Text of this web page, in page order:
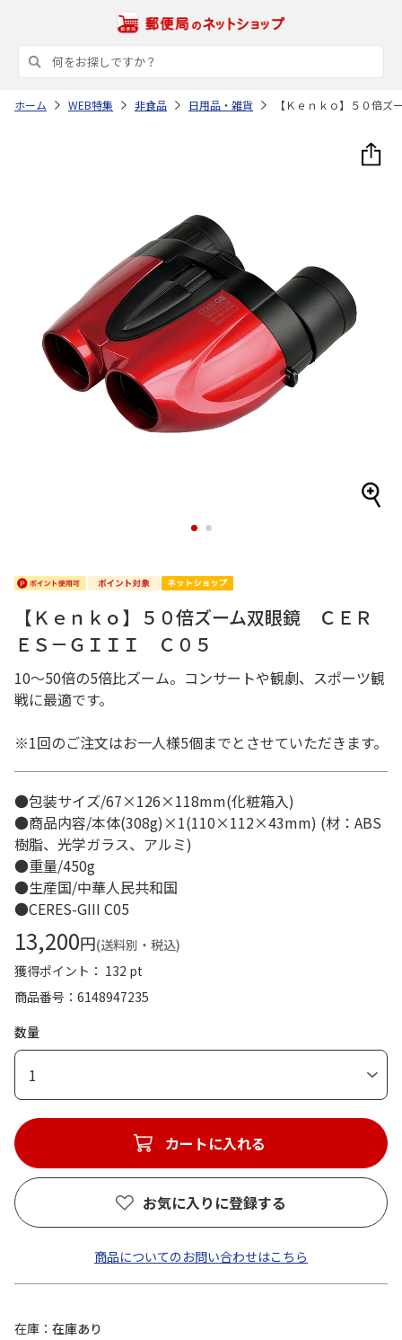
ホーム WEB特集 非食品 日用品・雑貨 【Ｋｅｎｋｏ】５０倍
1 2
【Ｋｅｎｋｏ】５０倍ズーム双眼鏡 ＣＥＲ
ＥＳ－ＧＩＩＩ Ｃ０５
10～50倍の5倍比ズーム。コンサートや観劇、スポーツ観
戦に最適です。
※1回のご注文はお一人様5個までとさせていただきます。
●包装サイズ/67×126×118mm(化粧箱入)
●商品内容/本体(308g)×1(110×112×43mm) (材：ABS
樹脂、光学ガラス、アルミ)
●重量/450g
●生産国/中華人民共和国
●CERES-GIII C05
13,200円(送料別・税込)
獲得ポイント： 132 pt
商品番号
6148947235
数量
1
カートに入れる
お気に入りに登録する
商品についてのお問い合わせはこちら
在庫
在庫あり